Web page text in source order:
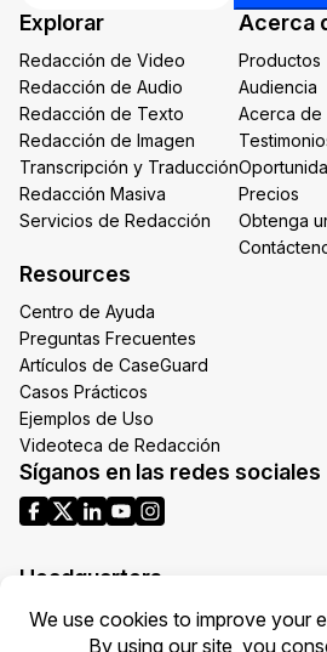
Email
Explorar
Redacción de Video
Redacción de Audio
Redacción de Texto
Redacción de Imagen
Transcripción y Traducción
Redacción Masiva
Servicios de Redacción
Acerca
Productos
Audiencia
Acerca de
Precios
Obtenga
Resources
Centro de Ayuda
Preguntas Frecuentes
Artículos de CaseGuard
Casos Prácticos
Ejemplos de Uso
Videoteca de Redacción
Síganos en las redes sociales
Headquarters
1700 N Moore St Suite 1701